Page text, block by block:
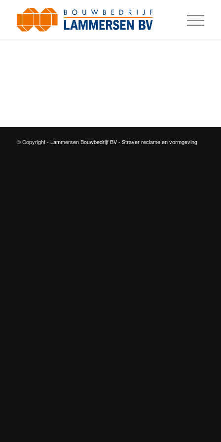
© Copyright - Lammersen Bouwbedrijf BV- Straver reclame en vormgeving